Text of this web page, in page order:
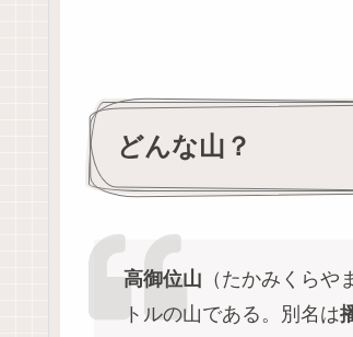
どんな山？
高御位山 （たかみくら
トルの山である。別名は